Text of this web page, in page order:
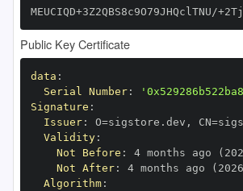
MEUCIQD+3Z2QBS8c9O79JHQclTNU/
Public Key Certificate
data :
Serial Number:
Signature :
Issuer: O=sigstore.dev ,
Validity:
Not Before : 4 months ago
Not After: 4 months ago (2026
Algorithm: